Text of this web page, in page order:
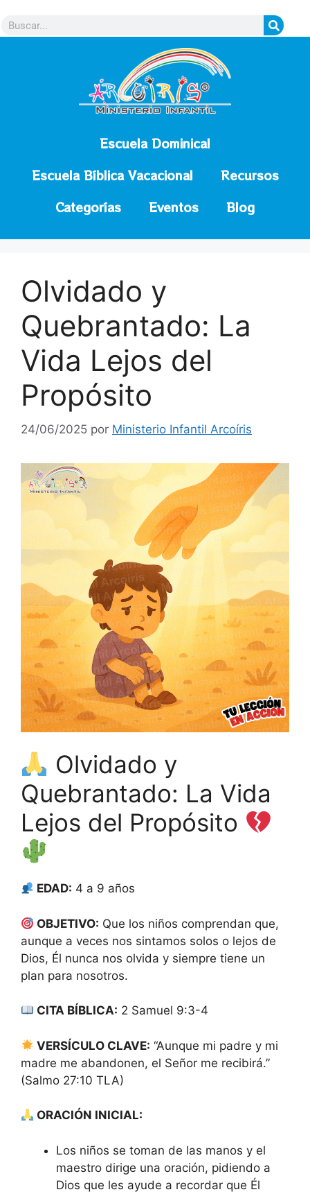
Escuela Dominical
Escuela Bíblica Vacacional
Recursos
Categorías
Eventos Blog
Olvidado y
Quebrantado: La
Vida Lejos del
Propósito
24/06/2025 por Ministerio Infantil Arcoíris
Olvidado y
Quebrantado: La Vida
Lejos del Propósito
EDAD: 4 a 9 años
OBJETIVO: Que los niños comprendan que,
aunque a veces nos sintamos solos o lejos de
Dios, Él nunca nos olvida y siempre tiene un
plan para nosotros.
CITA BÍBLICA: 2 Samuel 9:3-4
VERSÍCULO CLAVE: “Aunque mi padre y mi
madre me abandonen, el Señor me recibirá.”
(Salmo 27:10 TLA)
ORACIÓN INICIAL:
Los niños se toman de las manos y el
maestro dirige una oración, pidiendo a
Dios que les ayude a recordar que Él